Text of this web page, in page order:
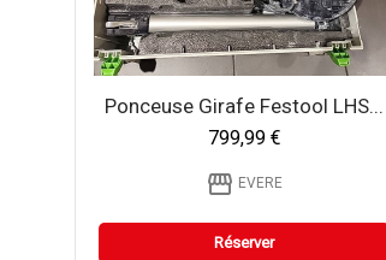
Ponceuse Girafe Festool LHS...
799,99 €
storefront EVERE
Réserver